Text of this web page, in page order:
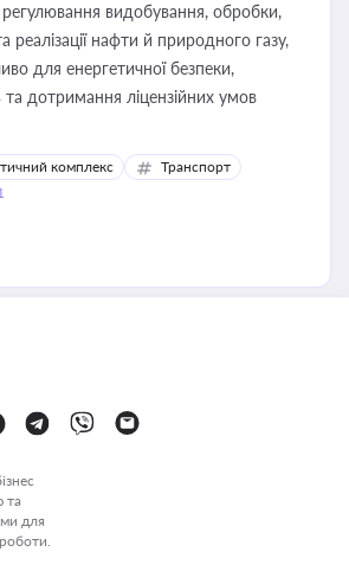
видобування, обробки,
реалізації нафти й природного газу,
для енергетичної безпеки,
та дотримання ліцензійних умов
комплекс
Транспорт
та
для